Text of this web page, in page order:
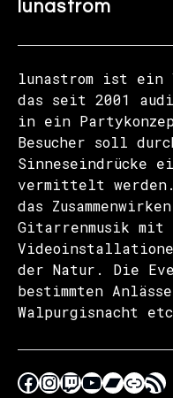
lunastrom
lunastrom ist ein
das seit 2001
in ein
Besucher soll
Sinneseindrücke
vermittelt
das
Gitarrenmusik
der Natur. Die
bestimmten
Walpurgisnacht